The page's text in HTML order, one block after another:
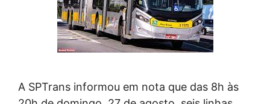
A SPTrans informou em nota que das 8h às